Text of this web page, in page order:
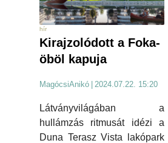
hír
Kirajzolódott a Foka-
öböl kapuja
MagócsiAnikó | 2024.07.22. 15:20
Látványvilágában a
hullámzás ritmusát idézi a
Duna Terasz Vista lakópark